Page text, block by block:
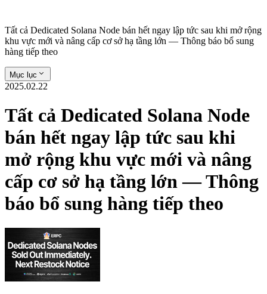
Tất cả Dedicated Solana Node bán hết ngay lập tức sau khi mở rộng
khu vực mới và nâng cấp cơ sở hạ tầng lớn — Thông báo bổ sung
hàng tiếp theo
Mục lục
2025.02.22
Tất cả Dedicated Solana Node
bán hết ngay lập tức sau khi
mở rộng khu vực mới và nâng
cấp cơ sở hạ tầng lớn — Thông
báo bổ sung hàng tiếp theo